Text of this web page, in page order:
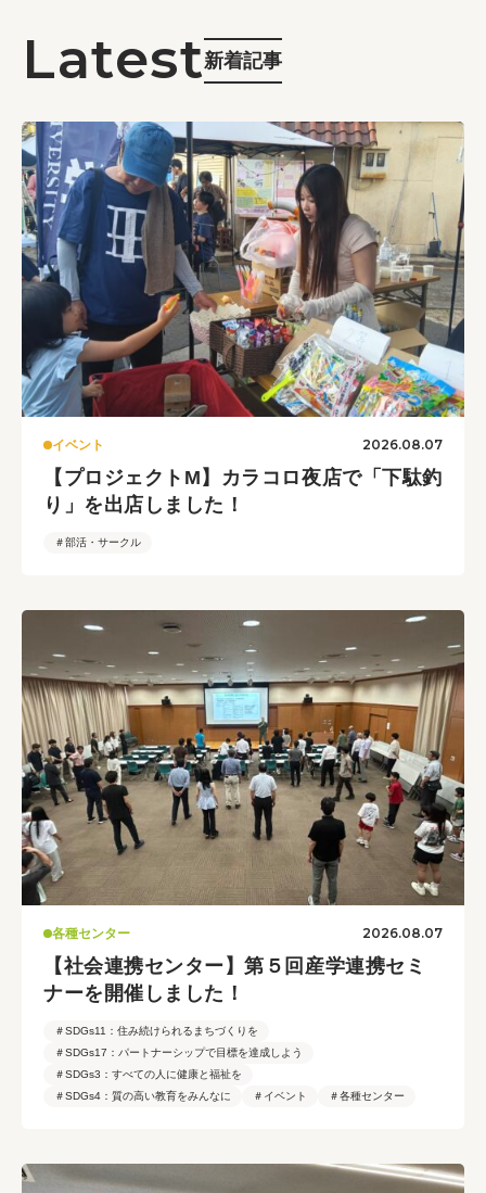
新着記事
イベント 2026.08.07
【プロジェクトM】カラコロ夜店で「下駄釣
り」を出店しました！
＃部活・サークル
各種センター 2026.08.07
【社会連携センター】第５回産学連携セミ
ナーを開催しました！
＃SDGs11：住み続けられるまちづくりを
＃SDGs17：パートナーシップで目標を達成しよう
＃SDGs3：すべての人に健康と福祉を
＃SDGs4：質の高い教育をみんなに
＃イベント ＃各種センター